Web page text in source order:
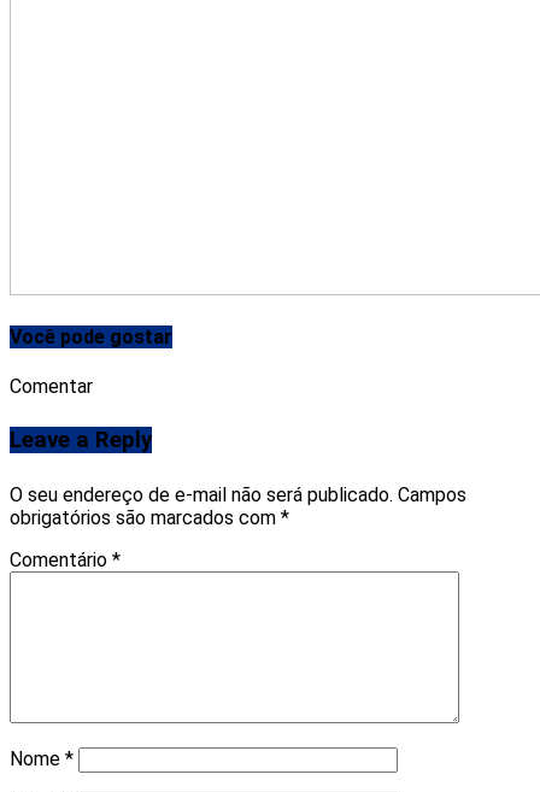
Você pode gostar
Comentar
Leave a Reply
O seu endereço de e-mail não será publicado. Campos
obrigatórios são marcados com *
Comentário *
Nome *